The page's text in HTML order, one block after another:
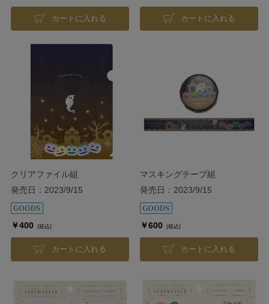
カートに入れる カートに入れる
クリアファイル組
ALL【Halloween 2023】
発売日：2023/9/15
￥400 (税込)
カートに入れる
マスキングテープ組
ALL【Halloween 2023】
発売日：2023/9/15
￥600 (税込)
カートに入れる